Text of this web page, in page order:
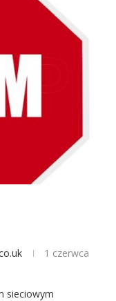
1 czerwca
sieciowym